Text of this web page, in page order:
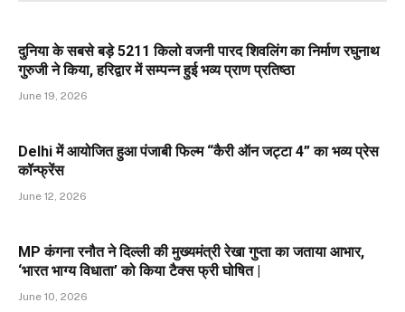
दुनिया के सबसे बड़े 5211 किलो वजनी पारद शिवलिंग का निर्माण रघुनाथ
गुरुजी ने किया, हरिद्वार में सम्पन्न हुई भव्य प्राण प्रतिष्ठा
June 19, 2026
Delhi में आयोजित हुआ पंजाबी फिल्म “कैरी ऑन जट्टा 4” का भव्य प्रेस
कॉन्फ्रेंस
June 12, 2026
MP कंगना रनौत ने दिल्ली की मुख्यमंत्री रेखा गुप्ता का जताया आभार,
‘भारत भाग्य विधाता’ को किया टैक्स फ्री घोषित |
June 10, 2026